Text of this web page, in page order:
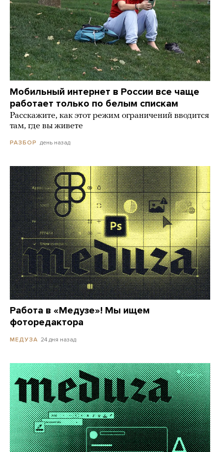
Мобильный интернет в России все чаще
работает только по белым спискам
Расскажите, как этот режим ограничений вводится
там, где вы живете
РАЗБОР день назад
Работа в «Медузе»! Мы ищем
фоторедактора
МЕДУЗА 24 дня назад